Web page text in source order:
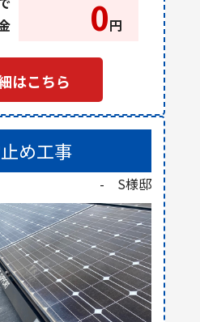
0円
はこちら
め工事
- S様邸